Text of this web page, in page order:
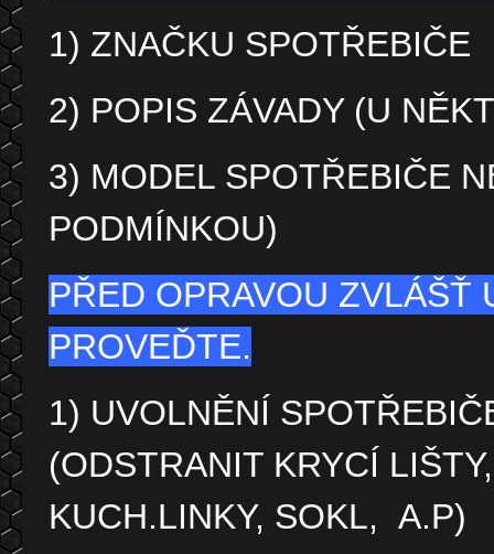
1) ZNAČKU SPOTŘEBIČE
2) POPIS ZÁVADY (U
3) MODEL SPOTŘEBIČE
PODMÍNKOU)
PŘED OPRAVOU ZVLÁŠŤ
PROVEĎTE.
1) UVOLNĚNÍ
(ODSTRANIT KRYCÍ
KUCH.LINKY, SOKL, A.P)